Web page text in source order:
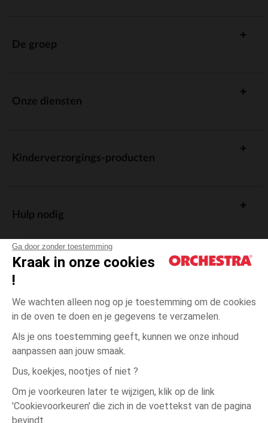
Ga door zonder toestemming
Kraak in onze cookies
!
We wachten alleen nog op je toestemming om de cookies
in de oven te doen en je gegevens te verzamelen.
Als je ons toestemming geeft, kunnen we onze inhoud
aanpassen aan jouw smaak.
Dus, koekjes, nootjes of niet ?
Om je voorkeuren later te wijzigen, klik op de link
'Cookievoorkeuren' die zich in de voettekst van de pagina
bevindt.
Rood Rood
3
De groep
Onze diensten
Kinderverzorgings-producten
Hulp nodig
Algemene verkoopsvoorwaarden
Wettelijke bepalingen
Persoonsgegevens